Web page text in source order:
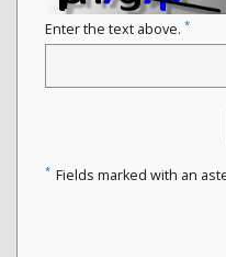
Enter the text above. *
* Fields marked with an